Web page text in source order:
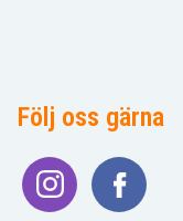
Följ oss gärna